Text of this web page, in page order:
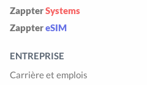
ZappterSystems
ZapptereSIM
ENTREPRISE
Carrière et emplois